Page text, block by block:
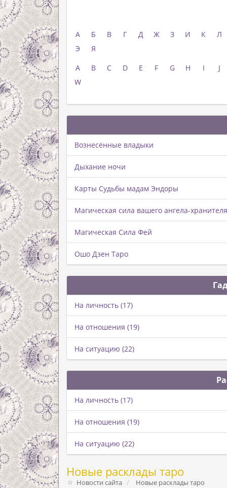
А Б В Г Д Ж З И К
Л
Э
Я
A
B C D E F G H I
J
W
Вознесённые владыки
Дыхание ночи
Карты Судьбы мадам Эндоры
Магическая сила вашего ангела-хранителя
Магическая Сила Фей
Ошо Дзен Таро
На личность (17)
На отношения (19)
На ситуацию (22)
На личность (17)
На отношения (19)
На ситуацию (22)
Новые расклады таро
Новости сайта Новые расклады таро